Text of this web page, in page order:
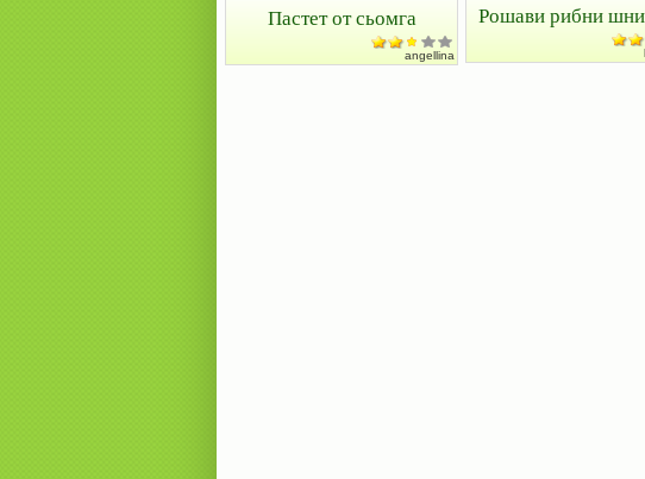
Пастет от сьомга
angellina
Рошави рибни